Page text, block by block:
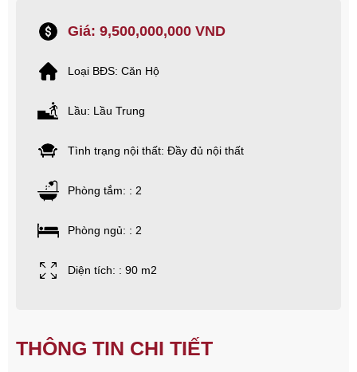
Giá: 9,500,000,000 VND
Loại BĐS: Căn Hộ
Lầu: Lầu Trung
Tình trạng nội thất: Đầy đủ nội thất
Phòng tắm: : 2
Phòng ngủ: : 2
Diện tích: : 90 m2
THÔNG TIN CHI TIẾT